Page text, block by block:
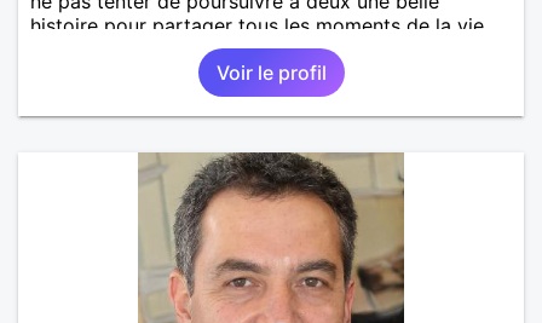
histoire pour partager tous les moments de la vie ...
Voir le profil